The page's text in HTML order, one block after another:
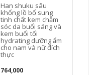
Han shuku sâu
khổng lồ bổ sung
tinh chất kem chăm
sóc da buổi sáng và
kem buổi tối
hydrating dưỡng ẩm
cho nam và nữ đích
thực
764,000